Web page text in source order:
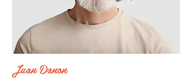
Juan Danon